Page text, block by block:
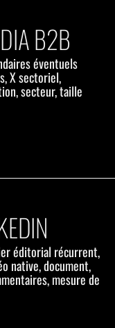
B2B
éventuels
X sectoriel,
secteur, taille
éditorial récurrent,
native, document,
mesure de